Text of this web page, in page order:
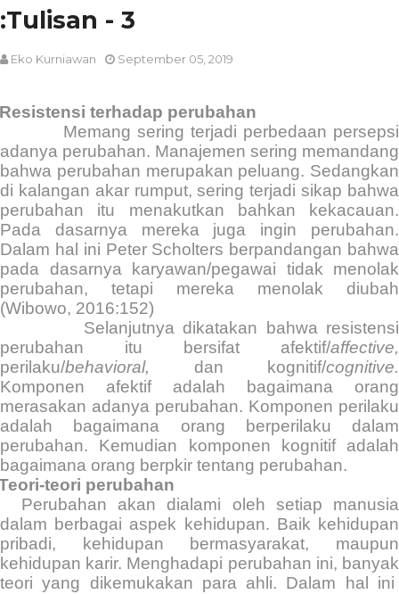
:Tulisan - 3
Eko Kurniawan September 05, 2019
Resistensi terhadap perubahan
Memang sering terjadi perbedaan persepsi
adanya perubahan. Manajemen sering memandang
bahwa perubahan merupakan peluang. Sedangkan
di kalangan akar rumput, sering terjadi sikap bahwa
perubahan itu menakutkan bahkan kekacauan.
Pada dasarnya mereka juga ingin perubahan.
Dalam hal ini Peter Scholters berpandangan bahwa
pada dasarnya karyawan/pegawai tidak menolak
perubahan, tetapi mereka menolak diubah
(Wibowo, 2016:152)
Selanjutnya dikatakan bahwa resistensi
perubahan itu bersifat afektif/affective,
perilaku/behavioral, dan kognitif/cognitive.
Komponen afektif adalah bagaimana orang
merasakan adanya perubahan. Komponen perilaku
adalah bagaimana orang berperilaku dalam
perubahan. Kemudian komponen kognitif adalah
bagaimana orang berpkir tentang perubahan.
teori perubahan
Perubahan akan dialami oleh setiap manusia
dalam berbagai aspek kehidupan. Baik kehidupan
pribadi, kehidupan bermasyarakat, maupun
kehidupan karir. Menghadapi perubahan ini, banyak
teori yang dikemukakan para ahli. Dalam hal ini